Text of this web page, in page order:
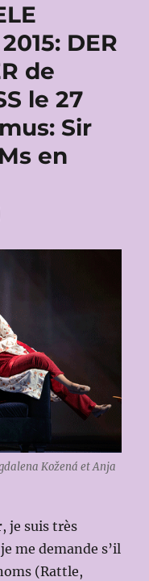
DER
de
le 27
Sir
en
Kožená et Anja
, je suis très
me demande s’il
(Rattle,